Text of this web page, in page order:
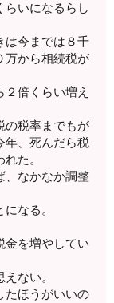
らいになるらし
は今までは８千
万から相続税が
倍くらい増え
の税率までもが
年、死んだら税
た。
、なかなか調整
なる。
金を増やしてい
ない。
たほうがいいの